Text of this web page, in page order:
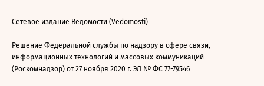
Сетевое издание Ведомости (Vedomosti)
Решение Федеральной службы по надзору в сфере связи,
информационных технологий и массовых коммуникаций
(Роскомнадзор) от 27 ноября 2020 г. ЭЛ № ФС 77-79546